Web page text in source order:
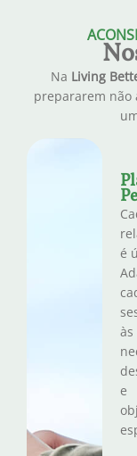
Na Living
prepararem não
é
às
e